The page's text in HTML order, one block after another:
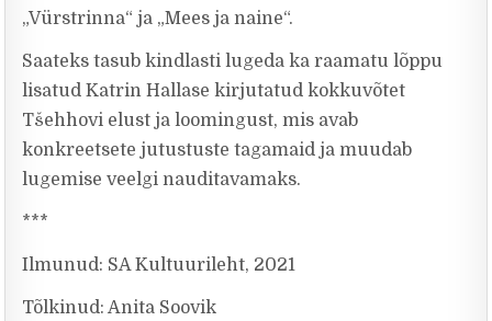
„Vürstrinna“ ja „Mees ja naine“.
Saateks tasub kindlasti lugeda ka raamatu lõppu
lisatud Katrin Hallase kirjutatud kokkuvõtet
Tšehhovi elust ja loomingust, mis avab
konkreetsete jutustuste tagamaid ja muudab
lugemise veelgi nauditavamaks.
***
Ilmunud: SA Kultuurileht, 2021
Tõlkinud: Anita Soovik